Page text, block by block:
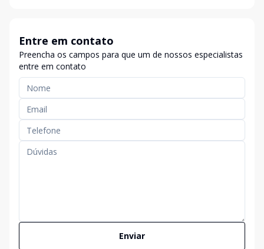
Entre em contato
Preencha os campos para que um de nossos especialistas
entre em contato
Enviar